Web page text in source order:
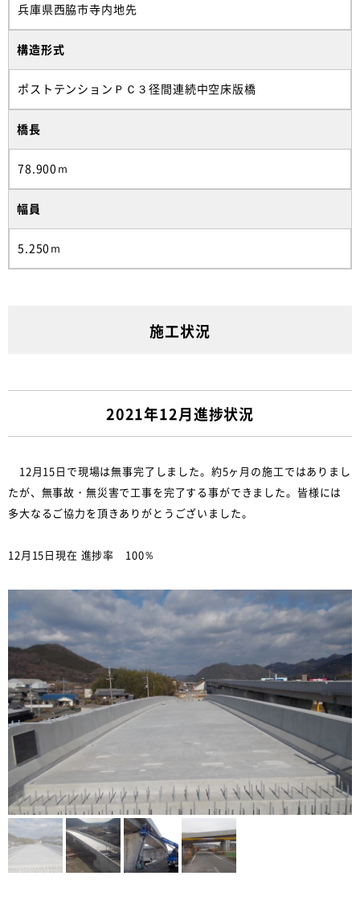
兵庫県西脇市寺内地先
構造形式
ポストテンションＰＣ３径間連続中空床版橋
橋長
78.900ｍ
幅員
5.250ｍ
施工状況
2021年12月進捗状況
12月15日で現場は無事完了しました。約5ヶ月の施工ではありまし
たが、無事故・無災害で工事を完了する事ができました。皆様には
多大なるご協力を頂きありがとうございました。
12月15日現在 進捗率 100％